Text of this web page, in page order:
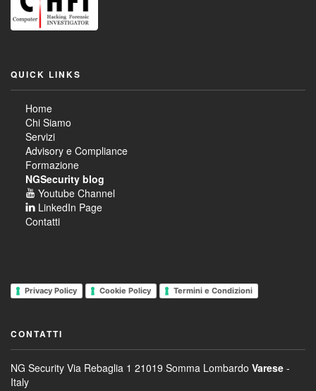
QUICK LINKS
Home
Chi Siamo
Servizi
Advisory e Compliance
Formazione
NGSecurity blog
Youtube Channel
LinkedIn Page
Contatti
Privacy Policy Cookie Policy Termini e Condizioni
CONTATTI
NG Security Via Rebaglia 1 21019 Somma Lombardo Varese -
Italy